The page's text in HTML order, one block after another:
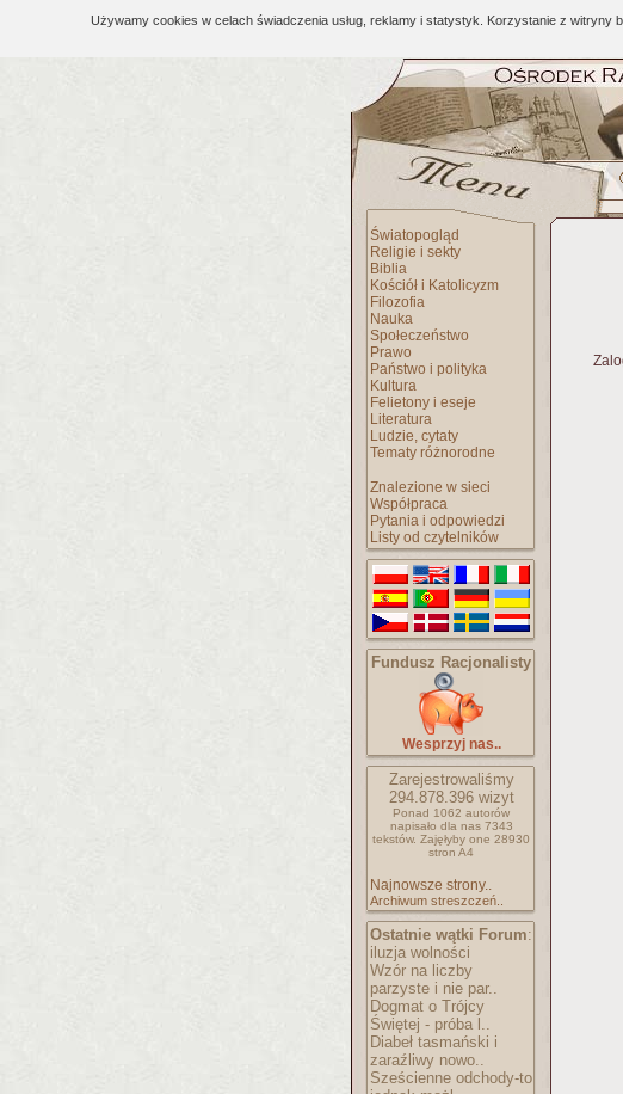
Używamy cookies w celach świadczenia usług, reklamy i statystyk. Korzystanie z
Światopogląd
Religie i sekty
Biblia
Kościół i Katolicyzm
Filozofia
Nauka
Społeczeństwo
Prawo
Państwo i polityka
Kultura
Felietony i eseje
Literatura
Ludzie, cytaty
Tematy różnorodne
Znalezione w sieci
Współpraca
Pytania i odpowiedzi
Listy od czytelników
Fundusz Racjonalisty
Wesprzyj nas..
Zarejestrowaliśmy
294.878.396wizyt
Ponad 1062 autorów
napisało dla nas 7343
tekstów. Zajęłyby one 28930
stron A4
Najnowsze strony..
Archiwum streszczeń..
Ostatnie wątki Forum:
iluzja wolności
Wzór na liczby
parzyste i nie par..
Dogmat o Trójcy
Świętej - próba l..
Diabeł tasmański i
zaraźliwy nowo..
Sześcienne odchody-to